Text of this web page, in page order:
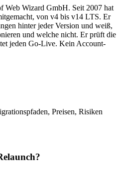
Web Wizard GmbH. Seit 2007 hat
von v4 bis v14 LTS. Er
hinter jeder Version und weiß,
und welche nicht. Er prüft die
jeden Go-Live. Kein Account-
Preisen, Risiken